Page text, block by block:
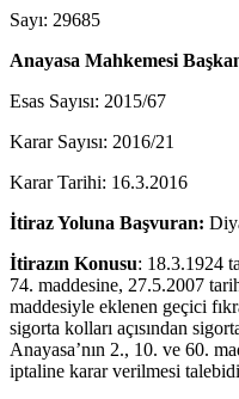
Sayı: 29685
Anayasa Mahkemesi
Esas Sayısı: 2015/67
Karar Sayısı: 2016/21
Karar Tarihi: 16.3.2016
İtiraz Yoluna Başvuran:
İtirazın Konusu: 18.3.1924
74. maddesine, 27.5.2007
maddesiyle eklenen geçici
sigorta kolları açısından
Anayasa’nın 2., 10. ve 60.
iptaline karar verilmesi